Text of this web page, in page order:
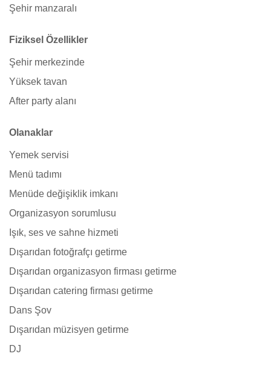
Şehir manzaralı
Fiziksel Özellikler
Şehir merkezinde
Yüksek tavan
After party alanı
Olanaklar
Yemek servisi
Menü tadımı
Menüde değişiklik imkanı
Organizasyon sorumlusu
Işık, ses ve sahne hizmeti
Dışarıdan fotoğrafçı getirme
Dışarıdan organizasyon firması getirme
Dışarıdan catering firması getirme
Dans Şov
Dışarıdan müzisyen getirme
DJ